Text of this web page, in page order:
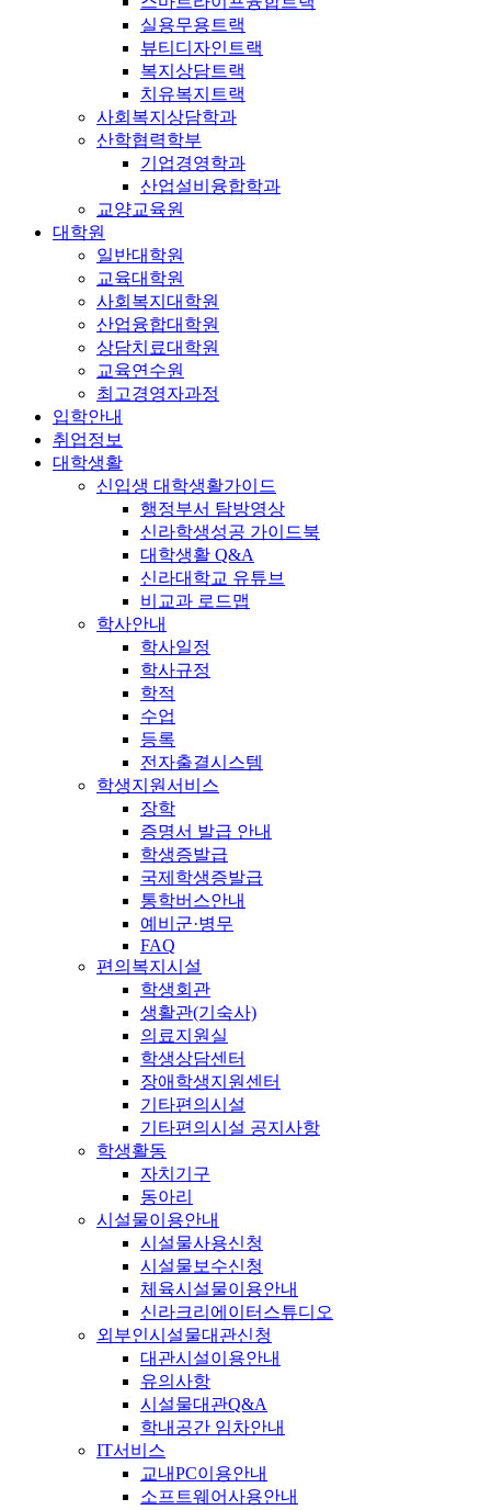
실용무용트랙
뷰티디자인트랙
복지상담트랙
치유복지트랙
사회복지상담학과
산학협력학부
기업경영학과
산업설비융합학과
교양교육원
대학원
일반대학원
교육대학원
사회복지대학원
산업융합대학원
상담치료대학원
교육연수원
최고경영자과정
입학안내
취업정보
대학생활
신입생 대학생활가이드
행정부서 탐방영상
신라학생성공 가이드북
대학생활 Q&A
신라대학교 유튜브
비교과 로드맵
학사안내
학사일정
학사규정
학적
수업
등록
전자출결시스템
학생지원서비스
장학
증명서 발급 안내
학생증발급
국제학생증발급
통학버스안내
예비군·병무
FAQ
편의복지시설
학생회관
생활관(기숙사)
의료지원실
학생상담센터
장애학생지원센터
기타편의시설
기타편의시설 공지사항
학생활동
자치기구
동아리
시설물이용안내
시설물사용신청
시설물보수신청
체육시설물이용안내
신라크리에이터스튜디오
외부인시설물대관신청
대관시설이용안내
유의사항
시설물대관Q&A
학내공간 임차안내
IT서비스
교내PC이용안내
소프트웨어사용안내